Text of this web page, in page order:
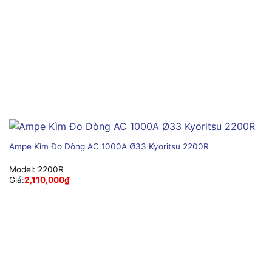
Ampe Kìm Đo Dòng AC 1000A Ø33 Kyoritsu 2200R
Model: 2200R
Giá:2,110,000₫